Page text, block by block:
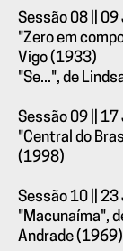
Sessão 08 ||
"Zero em
Vigo (1933)
"Se...", de
Sessão 09 ||
"Central do
(1998)
Sessão 10 ||
"Macunaíma",
Andrade (1969)